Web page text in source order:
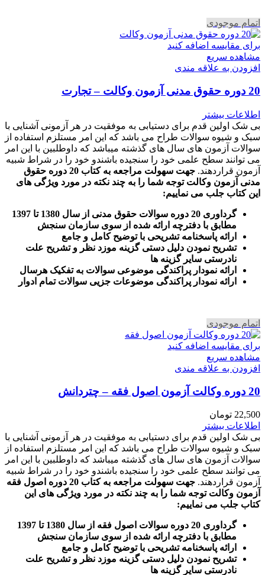
اتمام موجودی
برای مقایسه اضافه کنید
مشاهده سریع
افزودن به علاقه مندی
20 دوره حقوق مدنی آزمون وکالت – تجارت
اطلاعات بیشتر
بی شک اولین قدم برای دستیابی به موفقیت در هر آزمونی آشنایی با
سبک و شیوه سوالات طراح می باشد که این امر مستلزم استفاده از
سوالات آزمون های سال های گذشته میباشد که داوطلبین با این امر
می توانند سطح علمی خود را سنجیده باشندو خود را در شراط شبیه
آزمون قراردهند.
جهت سهولت مراجعه به کتاب 20 دوره حقوق
مدنی آزمون وکالت توجه شما را به چند نکته در مورد ویژگی های
این کتاب جلب می نماییم:
گرداوری 20 دوره سوالات حقوق مدنی از سال 1380 تا 1397
مطابق با دفترچه ارائه شده از سوی سازمان سنجش
ارائه پاسخنامه تشریحی با توضیح کامل و جامع
تشریح نمودن دلیل دستی گزینه موزد نظر و تشریح علت
نادرستی سایر گزینه ها
ارائه نمودار پراکندگی موضوعی سوالات به تفکیک هرسال
رائه نمودار پراکندگی موضوعات جزیی سوالات تمام ادوار
اتمام موجودی
برای مقایسه اضافه کنید
مشاهده سریع
افزودن به علاقه مندی
20 دوره وکالت آزمون اصول فقه – چتردانش
22,500 تومان
اطلاعات بیشتر
بی شک اولین قدم برای دستیابی به موفقیت در هر آزمونی آشنایی با
سبک و شیوه سوالات طراح می باشد که این امر مستلزم استفاده از
سوالات آزمون های سال های گذشته میباشد که داوطلبین با این امر
می توانند سطح علمی خود را سنجیده باشندو خود را در شراط شبیه
آزمون قراردهند.
جهت سهولت مراجعه به کتاب 20 دوره اصول فقه
آزمون وکالت توجه شما را به چند نکته در مورد ویژگی های این
کتاب جلب می نماییم:
گرداوری 20 دوره سوالات اصول فقه از سال 1380 تا 1397
مطابق با دفترچه ارائه شده از سوی سازمان سنجش
ارائه پاسخنامه تشریحی با توضیح کامل و جامع
تشریح نمودن دلیل دستی گزینه موزد نظر و تشریح علت
نادرستی سایر گزینه ها